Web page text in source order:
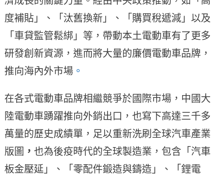
度補貼」、「汰舊換新」、「購買稅遞減」以及
「車貸監管鬆綁」等，帶動本土電動車有了更多
研發創新資源，進而將大量的廉價電動車品牌，
推向海內外市場。
在各式電動車品牌相繼競爭於國際市場，中國大
陸電動車踴躍推向外銷出口，也寫下高達三千多
萬量的歷史成績單，足以重新洗刷全球汽車產業
版圖 ， 也為後疫時代的全球製造業，包含「汽車
板金壓延」、「零配件鍛造與鑄造」、「鋰電